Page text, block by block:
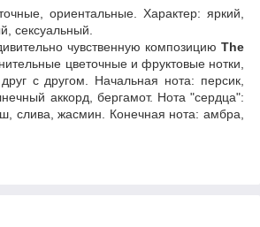
ориентальные. Характер: яркий,
сексуальный.
чувственную композицию The
цветочные и фруктовые нотки,
с другом. Начальная нота: персик,
аккорд, бергамот. Нота "сердца":
слива, жасмин. Конечная нота: амбра,